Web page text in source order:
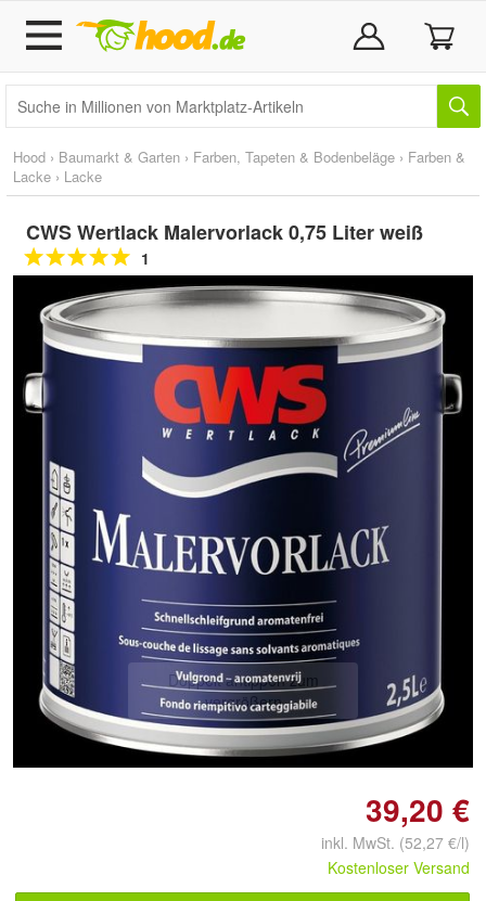
Hood › Baumarkt & Garten › Farben, Tapeten & Bodenbeläge › Farben &
Lacke › Lacke
CWS Wertlack Malervorlack 0,75 Liter weiß
1
Doppelt antippen zum
vergrößern
39,20 €
inkl. MwSt. (52,27 €/l)
Kostenloser Versand